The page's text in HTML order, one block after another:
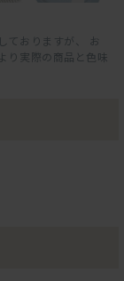
ておりますが、 お
り実際の商品と色味